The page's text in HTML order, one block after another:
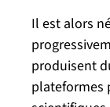
Il est alors
produisent
plateformes